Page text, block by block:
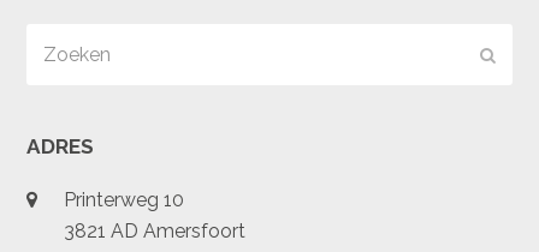
ADRES
Printerweg 10
3821 AD Amersfoort